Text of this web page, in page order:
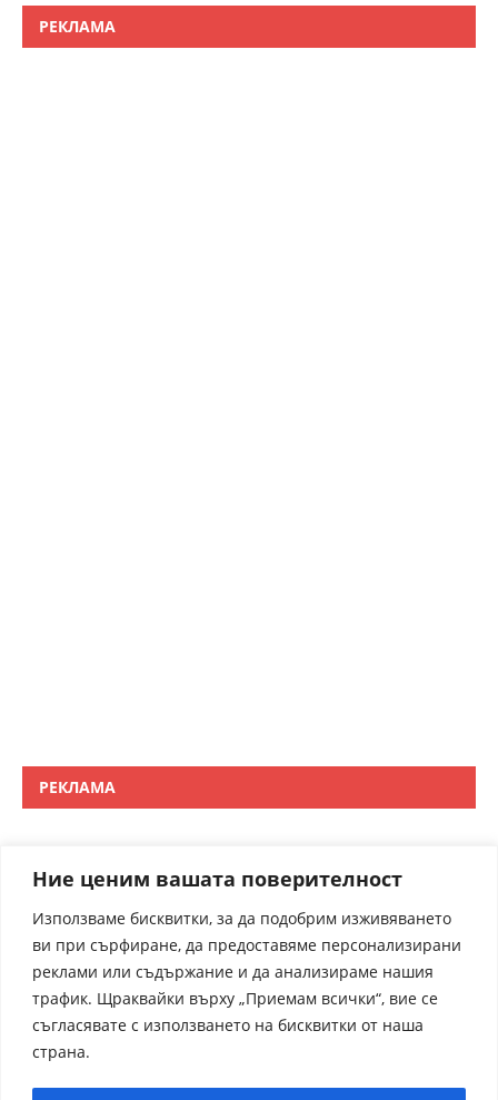
Ние ценим вашата поверителност
Използваме бисквитки, за да подобрим изживяването
ви при сърфиране, да предоставяме персонализирани
реклами или съдържание и да анализираме нашия
трафик. Щраквайки върху „Приемам всички“, вие се
съгласявате с използването на бисквитки от наша
страна.
РЕКЛАМА
РЕКЛАМА